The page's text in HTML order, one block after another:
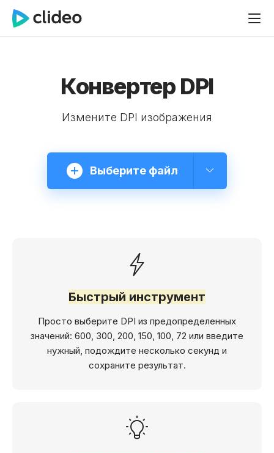
Конвертер DPI
Измените DPI изображения
Выберите файл
Быстрый инструмент
Просто выберите DPI из предопределенных
значений: 600, 300, 200, 150, 100, 72 или введите
нужный, подождите несколько секунд и
сохраните результат.